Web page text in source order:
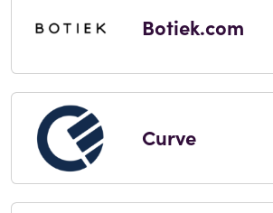
Botiek.com
Curve